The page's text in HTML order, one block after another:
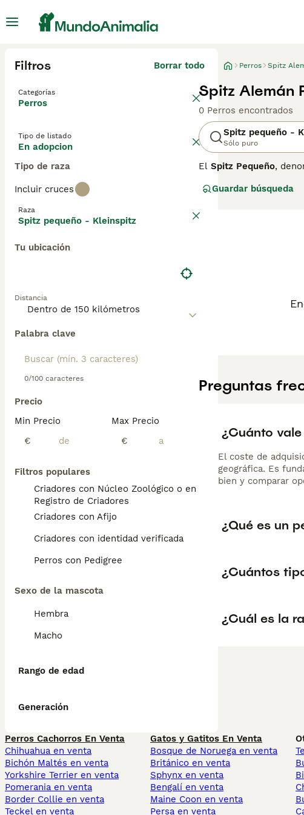
Filtros Borrar todo
Categorías
Perros
Tipo de listado
En adopcion
Tipo de raza
Incluir cruces
Raza
Spitz pequeño - Kleinspitz
Tu ubicación
Distancia
Palabra clave
0/100 caracteres
Precio
Min Precio
€
Max Precio
€
Filtros populares
Criadores con Núcleo Zoológico o en el
Registro de Criadores
Criadores con Afijo
Criadores con identidad verificada
Perros con Pedigree
Sexo de la mascota
Hembra
Macho
Rango de edad
Generación
Perros Spitz
Spitz Alemán
0 Perros encontrados
Spitz pequeño -
Sólo puro
El Spitz Pequeño,
por su abundante
raza. Se presenta en
El Spitz Pequeño
inteligente que
leal y apegado a su
le deja solo con
expresivo en un
Guardar búsqueda
Preguntas
¿Cuánto
El coste de
geográfica. Es
bien y comparar
¿Qué es un
¿Cuántos
¿Cuál es la
Perros Cachorros En Venta
Chihuahua en venta
Bichón Maltés en venta
Yorkshire Terrier en venta
Pomerania en venta
Border Collie en venta
Teckel en venta
Gatos y Gatitos En Venta
Bosque de Noruega en venta
Británico en venta
Sphynx en venta
Bengalí en venta
Maine Coon en venta
Persa en venta